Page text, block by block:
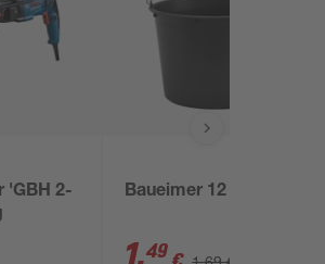
'GBH 2-
Baueimer 12 l
49